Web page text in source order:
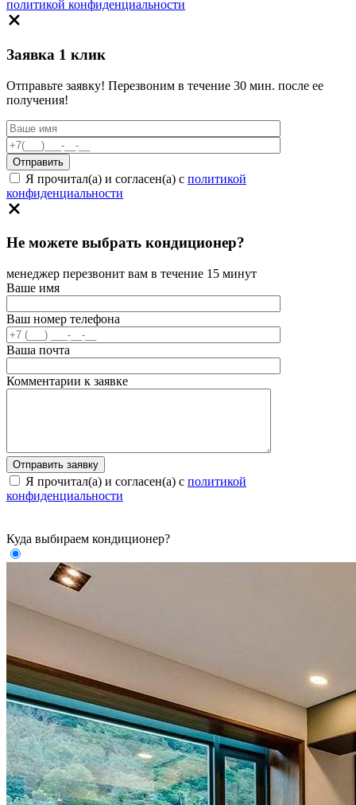
политикой конфиденциальности
Заявка 1 клик
Отправьте заявку! Перезвоним в течение 30 мин. после ее
получения!
Я прочитал(а) и согласен(а) с политикой
конфиденциальности
Не можете выбрать кондиционер?
менеджер перезвонит вам в течение 15 минут
Ваше имя
Ваш номер телефона
Ваша почта
Комментарии к заявке
Я прочитал(а) и согласен(а) с политикой
конфиденциальности
Куда выбираем кондиционер?